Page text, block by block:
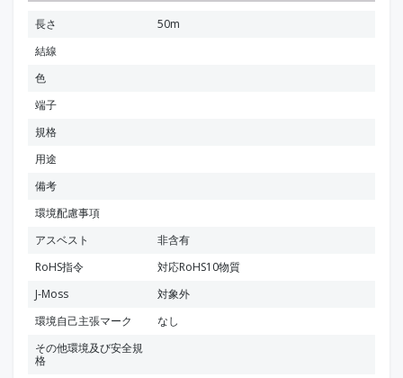
長さ
50m
結線
色
端子
規格
用途
備考
環境配慮事項
アスベスト
非含有
RoHS指令
対応RoHS10物質
J-Moss
対象外
環境自己主張マーク
なし
その他環境及び安全規
格